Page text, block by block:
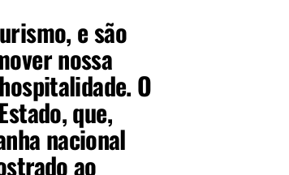
e são
nossa
O
que,
nacional
ao